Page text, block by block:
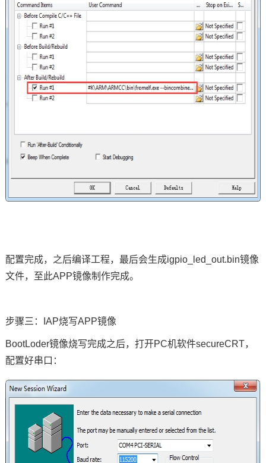
配置完成，之后编译工程，最后会生成igpio_led_out.bin镜像
文件，至此APP镜像制作完成。
步骤三： IAP烧写APP镜像
BootLoder镜像烧写完成之后，打开PC机软件secureCRT，
配置好串口：